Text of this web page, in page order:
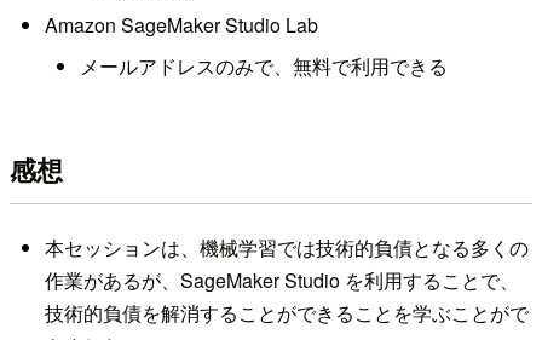
Amazon SageMaker Studio Lab
メールアドレスのみで、無料で利用できる
感想
本セッションは、機械学習では技術的負債となる多くの
作業があるが、SageMaker Studio を利用することで、
技術的負債を解消することができることを学ぶことがで